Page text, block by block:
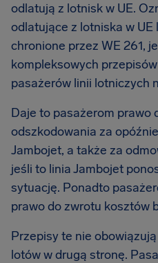
odlatują z lotnisk w UE.
odlatujące z lotniska w UE
chronione przez WE 261,
kompleksowych
pasażerów linii lotniczych
Daje to pasażerom prawo
odszkodowania za
Jambojet, a także za
jeśli to linia Jambojet
sytuację. Ponadto
prawo do zwrotu kosztów
Przepisy te nie
lotów w drugą stronę.